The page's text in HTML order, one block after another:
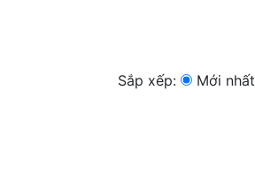
Sắp xếp: Mới nhất